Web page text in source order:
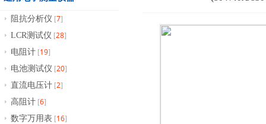
阻抗分析仪 [7]
LCR测试仪 [28]
电阻计 [19]
电池测试仪 [20]
直流电压计 [2]
高阻计 [6]
数字万用表 [16]